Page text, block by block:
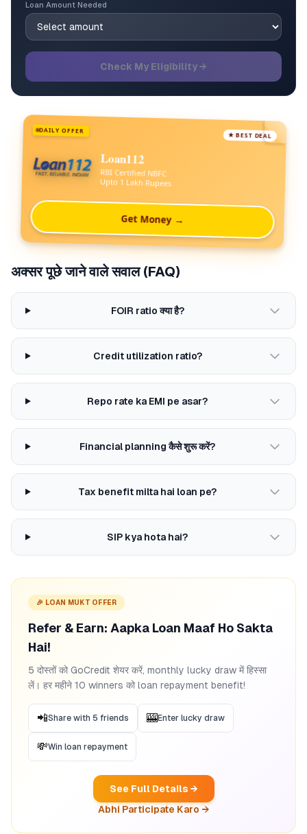
Loan Amount Needed
Check My Eligibility →
DAILY OFFER
★ BEST DEAL
Loan112
RBI Certified NBFC
Upto 1 Lakh Rupees
Get Money →
अक्सर पूछे जाने वाले सवाल (FAQ)
FOIR ratio क्या है?
Credit utilization ratio?
Repo rate ka EMI pe asar?
Financial planning कैसे शुरू करें?
Tax benefit milta hai loan pe?
SIP kya hota hai?
🎉 LOAN MUKT OFFER
Refer & Earn: Aapka Loan Maaf Ho Sakta
Hai!
5 दोस्तों को GoCredit शेयर करें, monthly lucky draw में हिस्सा
लें। हर महीने 10 winners को loan repayment benefit!
📲Share with 5 friends 🎰Enter lucky draw
💸Win loan repayment
See Full Details →
Abhi Participate Karo →